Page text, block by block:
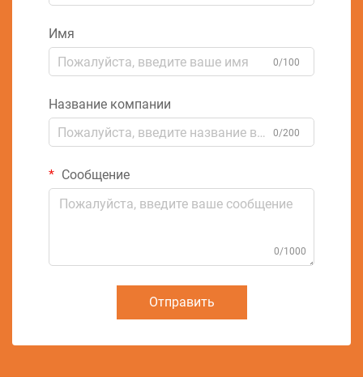
Имя
0/100
Название компании
0/200
Сообщение
0/1000
Отправить